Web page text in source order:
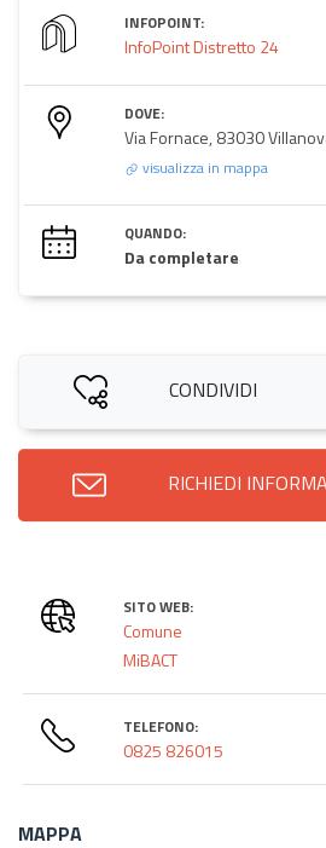
INFOPOINT:
InfoPoint Distretto 24
DOVE:
Via Fornace, 83030
visualizza in mappa
QUANDO:
Da completare
CONDIVIDI
RICHIEDI
SITO WEB:
Comune
MiBACT
TELEFONO:
0825 826015
MAPPA